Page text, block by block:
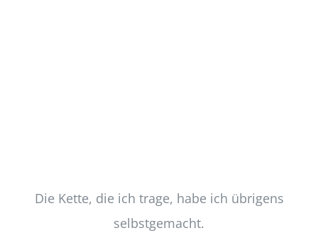
Die Kette, die ich trage, habe ich übrigens
selbstgemacht.